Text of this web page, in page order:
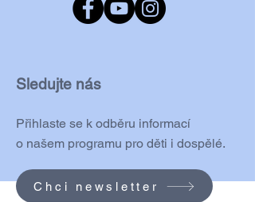
Sledujte nás
Přihlaste se k odběru informací
o našem programu pro děti i dospělé.
Chci newsletter